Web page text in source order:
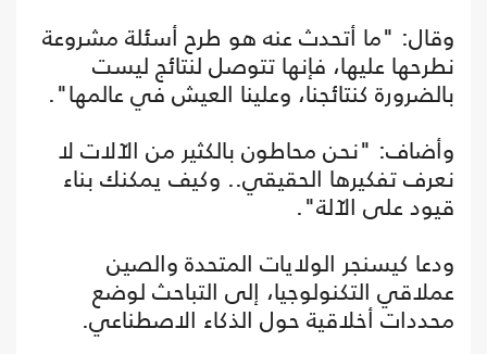
وقال: "ما أتحدث عنه هو طرح أسئلة مشروعة
نطرحها عليها، فإنها تتوصل لنتائج ليست
بالضرورة كنتائجنا، وعلينا العيش في عالمها".
وأضاف: "نحن محاطون بالكثير من الآلات لا
نعرف تفكيرها الحقيقي.. وكيف يمكنك بناء
قيود على الآلة".
ودعا كيسنجر الولايات المتحدة والصين
عملاقي التكنولوجيا، إلى التباحث لوضع
محددات أخلاقية حول الذكاء الاصطناعي.